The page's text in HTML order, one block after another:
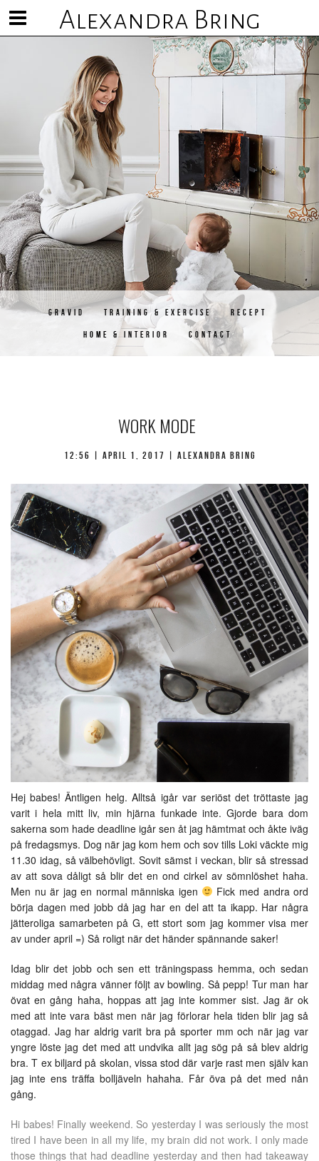
Alexandra Bring
Visa/göm
meny
GRAVID TRAINING & EXERCISE RECEPT
HOME & INTERIOR CONTACT
WORK MODE
12:56 | april 1, 2017 | Alexandra Bring
Hej babes! Äntligen helg. Alltså igår var seriöst det tröttaste jag
varit i hela mitt liv, min hjärna funkade inte. Gjorde bara dom
sakerna som hade deadline igår sen åt jag hämtmat och åkte iväg
på fredagsmys. Dog när jag kom hem och sov tills Loki väckte mig
11.30 idag, så välbehövligt. Sovit sämst i veckan, blir så stressad
av att sova dåligt så blir det en ond cirkel av sömnlöshet haha.
Men nu är jag en normal människa igen
Fick med andra ord
börja dagen med jobb då jag har en del att ta ikapp. Har några
jätteroliga samarbeten på G, ett stort som jag kommer visa mer
av under april =) Så roligt när det händer spännande saker!
Idag blir det jobb och sen ett träningspass hemma, och sedan
middag med några vänner följt av bowling. Så pepp! Tur man har
övat en gång haha, hoppas att jag inte kommer sist. Jag är ok
med att inte vara bäst men när jag förlorar hela tiden blir jag så
otaggad. Jag har aldrig varit bra på sporter mm och när jag var
yngre löste jag det med att undvika allt jag sög på så blev aldrig
bra. T ex biljard på skolan, vissa stod där varje rast men själv kan
jag inte ens träffa bolljäveln hahaha. Får öva på det med nån
gång.
Hi babes! Finally weekend. So yesterday I was seriously the most
tired I have been in all my life, my brain did not work. I only made
those things that had deadline yesterday and then had takeaway